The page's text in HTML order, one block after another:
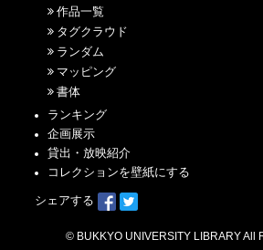
作品一覧
タグクラウド
ランダム
マッピング
書体
ランキング
企画展示
貸出・放映紹介
コレクションを壁紙にする
シェアする
© BUKKYO UNIVERSITY LIBRARY All